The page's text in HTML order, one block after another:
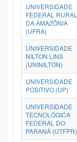
UNIVERSIDADE
FEDERAL RURAL
DA AMAZÔNIA
(UFRA)
UNIVERSIDADE
NILTON LINS
(UNINILTON)
UNIVERSIDADE
POSITIVO (UP)
UNIVERSIDADE
TECNOLÓGICA
FEDERAL DO
PARANÁ (UTFPR)